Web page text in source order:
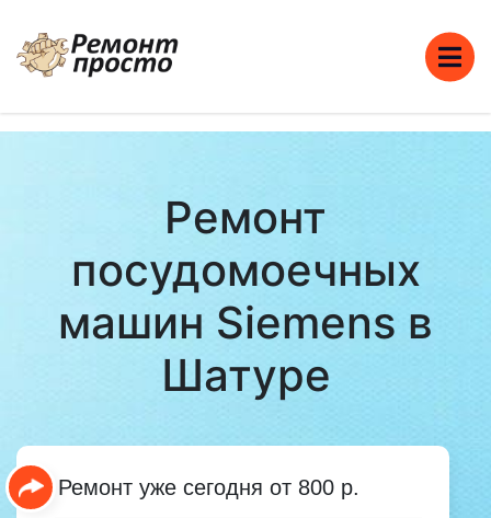
Ремонт
посудомоечных
машин Siemens в
Шатуре
Ремонт уже сегодня от 800 р.